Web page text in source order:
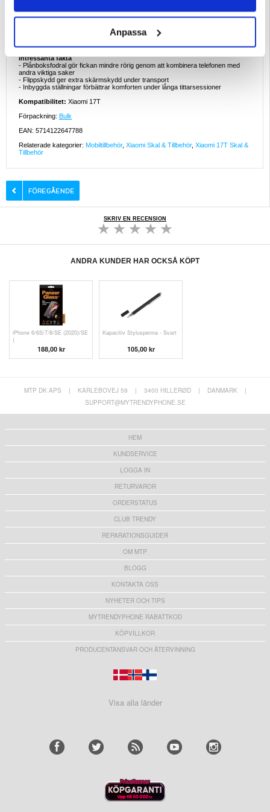
Anpassa
Med sin konstnärliga design, plånboksfunktion och stativfunktion är det perfekt
för användare som vill att deras mobilskal ska vara både praktiskt och visuellt
Intressanta fakta
- Plånboksfodral gör fickan mindre rörig genom att kombinera telefonen med
andra viktiga saker
- Flippskydd ger extra skärmskydd under transport
- Inbyggda ställningar förbättrar komforten under långa tittarsessioner
Kompatibilitet: Xiaomi 17T
Förpackning: Bulk
EAN: 5714122647788
Relaterade kategorier: Mobiltillbehör, Xiaomi Skal & Tillbehör, Xiaomi 17T Skal &
Tillbehör
SKRIV EN RECENSION
ANDRA KUNDER HAR OCKSÅ KÖPT
iPhone 6/6S/7/8/SE (2020)/SE
(
188,00 kr
Kapacitiv Styluspenna - Svart
105,00 kr
MTP DK APS | KARLEBOVEJ 59 | 3400 HILLERØD | DANMARK
|
SUPPORT@MYTRENDYPHONE.SE
HEM
KUNDSERVICE
LOGGA IN
RETURVAROR
ORDERSTATUS
CLUB TRENDY
REPARATIONSGUIDER
OM MTP
BLOGG
KONTAKTA OSS
NYHETER OCH TIPS
MYTRENDYPHONE RABATTKOD
KÖPVILLKOR
PRODUCENTANSVAR OCH ÅTERVINNING
Visa alla länder